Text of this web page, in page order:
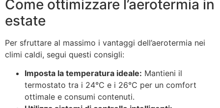
Come ottimizzare l’aerotermia in
estate
Per sfruttare al massimo i vantaggi dell’aerotermia nei
climi caldi, segui questi consigli:
Imposta la temperatura ideale: Mantieni il
termostato tra i 24°C e i 26°C per un comfort
ottimale e consumi contenuti.